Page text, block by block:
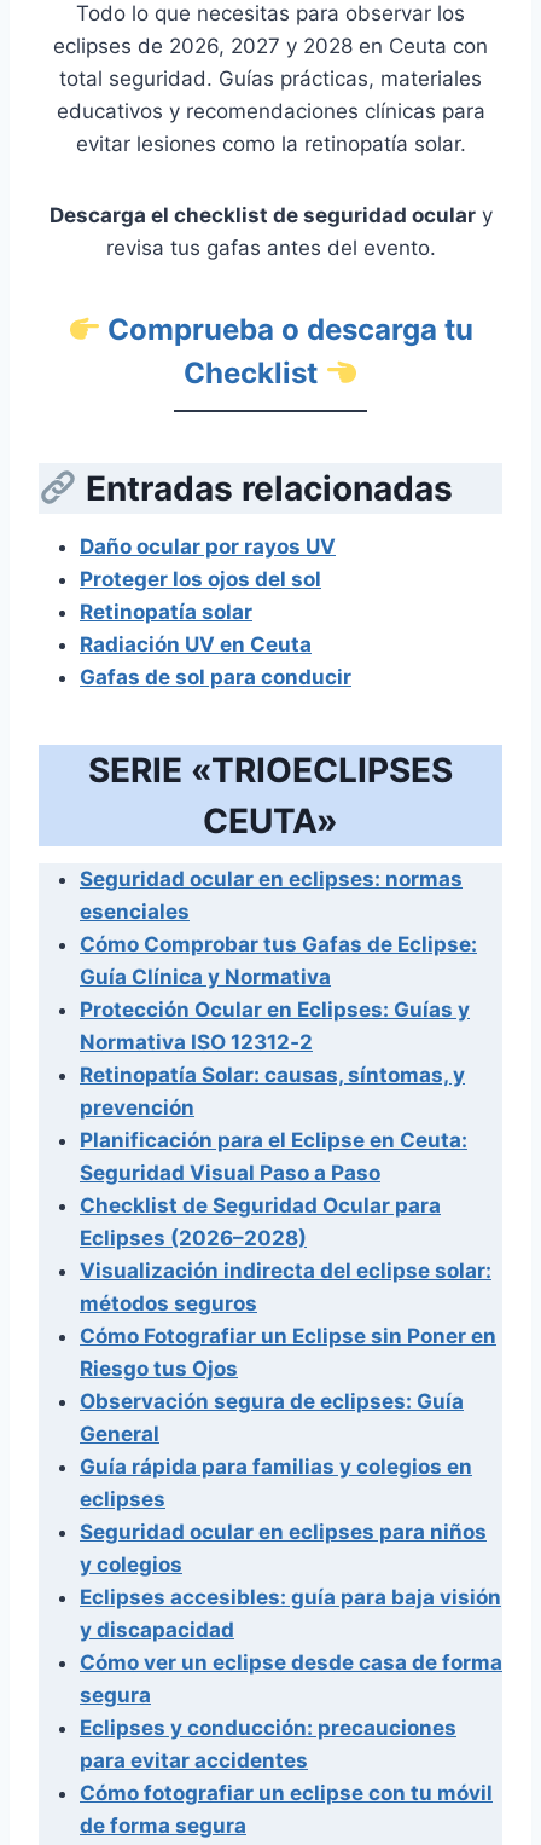
Todo lo que necesitas para observar los
eclipses de 2026, 2027 y 2028 en Ceuta con
total seguridad. Guías prácticas, materiales
educativos y recomendaciones clínicas para
evitar lesiones como la retinopatía solar.
Descarga el checklist de seguridad oculary
revisa tus gafas antes del evento.
Comprueba o descarga tu
Checklist
Entradas relacionadas
Daño ocular por rayos UV
Proteger los ojos del sol
Retinopatía solar
Radiación UV en Ceuta
Gafas de sol para conducir
SERIE «TRIOECLIPSES
CEUTA»
Seguridad ocular en eclipses: normas
esenciales
Cómo Comprobar tus Gafas de Eclipse:
Guía Clínica y Normativa
Protección Ocular en Eclipses: Guías y
Normativa ISO 12312‑2
Retinopatía Solar: causas, síntomas, y
prevención
Planificación para el Eclipse en Ceuta:
Seguridad Visual Paso a Paso
Checklist de Seguridad Ocular para
Eclipses (2026–2028)
Visualización indirecta del eclipse solar:
métodos seguros
Cómo Fotografiar un Eclipse sin Poner en
Riesgo tus Ojos
Observación segura de eclipses: Guía
General
Guía rápida para familias y colegios en
eclipses
Seguridad ocular en eclipses para niños
y colegios
Eclipses accesibles: guía para baja visión
y discapacidad
Cómo ver un eclipse desde casa de forma
segura
Eclipses y conducción: precauciones
para evitar accidentes
Cómo fotografiar un eclipse con tu móvil
de forma segura